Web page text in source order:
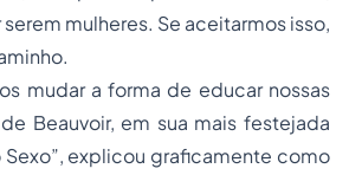
mulheres. Se aceitarmos isso,
mudar a forma de educar nossas
Beauvoir, em sua mais festejada
, explicou graficamente como